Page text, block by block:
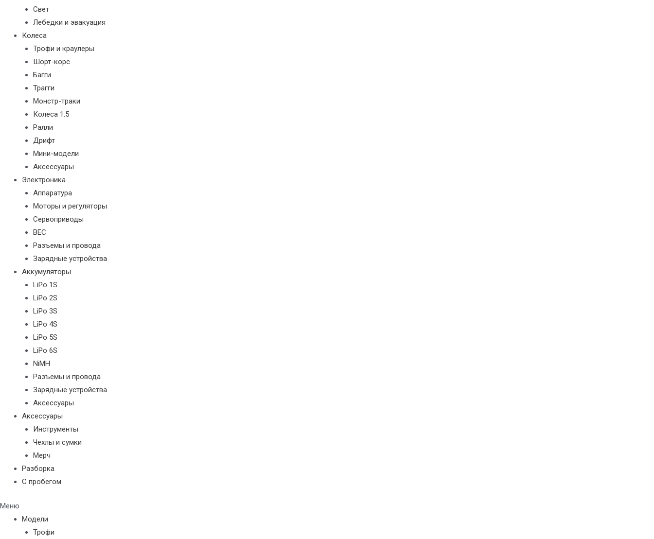
Свет
Лебедки и эвакуация
Колеса
Трофи и краулеры
Шорт-корс
Багги
Трагги
Монстр-траки
Колеса 1:5
Ралли
Дрифт
Мини-модели
Аксессуары
Электроника
Аппаратура
Моторы и регуляторы
Сервоприводы
BEC
Разъемы и провода
Зарядные устройства
Аккумуляторы
LiPo 1S
LiPo 2S
LiPo 3S
LiPo 4S
LiPo 5S
LiPo 6S
NiMH
Разъемы и провода
Зарядные устройства
Аксессуары
Аксессуары
Инструменты
Чехлы и сумки
Мерч
Разборка
С пробегом
Меню
Модели
Трофи